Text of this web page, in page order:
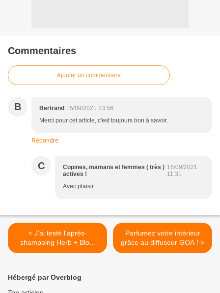
Commentaires
Ajouter un commentaire
B Bertrand 15/09/2021 23:56
Merci pour cet article, c'est toujours bon à savoir.
Répondre
C
Copines, mamans et femmes ( très )
actives !
16/09/2021
11:31
Avec plaisir.
< J'ai testé l'après-
shampoing Herb + Blom
Vegan de chez Action
Parfumez votre intérieur
grâce au diffuseur GOA ! >
Hébergé par Overblog